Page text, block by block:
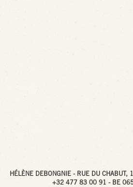
HÉLÈNE DEBONGNIE - RUE DU
+32 477 83 00 91 - BE